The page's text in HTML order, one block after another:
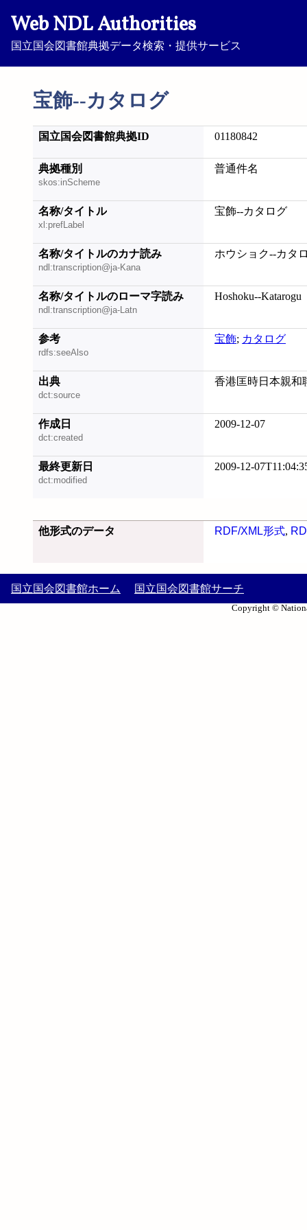
Web NDL Authorities
国立国会図書館典拠データ検索・提供サービス
宝飾--カタログ
国立国会図書館典拠ID 01180842
典拠種別
skos:inScheme
普通件名
名称/タイトル
xl:prefLabel
宝飾--カタログ
名称/タイトルのカナ読み
ndl:transcription@ja-Kana
ホウショク--カタ
名称/タイトルのローマ字読み
ndl:transcription@ja-Latn
Hoshoku--Katarogu
参考
rdfs:seeAlso
宝飾; カタログ
出典
dct:source
香港匡時日本親和
作成日
dct:created
2009-12-07
最終更新日
dct:modified
2009-12-
他形式のデータ RDF/XML形式,
国立国会図書館ホーム 国立国会図書館サーチ
Copyright ©